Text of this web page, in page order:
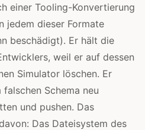
einer Tooling-Konvertierung
jedem dieser Formate
beschädigt). Er hält die
weil er auf dessen
Simulator löschen. Er
Schema neu
und pushen. Das
Das Dateisystem des